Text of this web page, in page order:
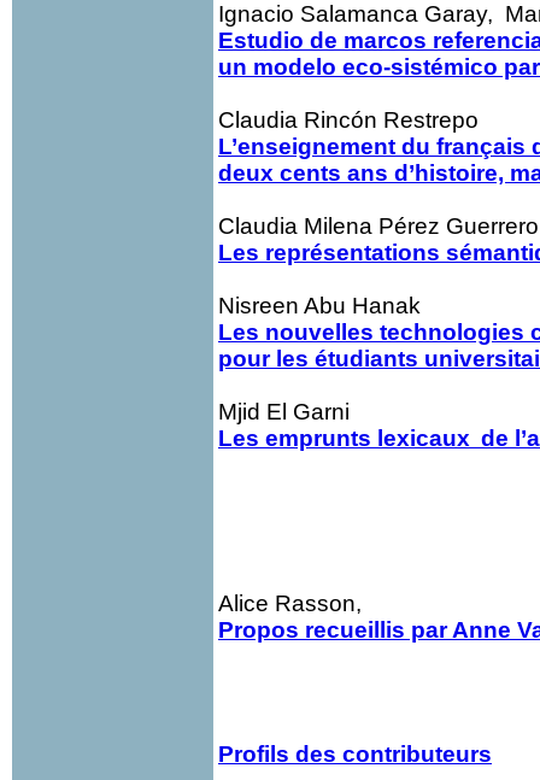
Ignacio Salamanca Garay,
Estudio de marcos
un modelo eco-sistémico
Claudia Rincón Restrepo
L’enseignement du français
deux cents ans d’histoire,
Claudia Milena Pérez Guerrero
Les représentations
Nisreen Abu Hanak
Les nouvelles technologies
pour les étudiants
Mjid El Garni
Les emprunts lexicaux de
Alice Rasson,
Propos recueillis par Anne
Profils des contributeurs